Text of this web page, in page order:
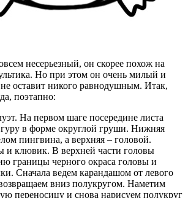
несерьезный, он скорее похож на
Но при этом он очень милый и
оставит никого равнодушным. Итак,
поэтапно:
На первом шаге посередине листа
в форме округлой груши. Нижняя
пингвина, а верхняя – головой.
и клювик. В верхней части головы
границы черного окраса головы и
Сначала ведем карандашом от левого
вниз полукругом. Наметим
переносицу и снова нарисуем полукруг